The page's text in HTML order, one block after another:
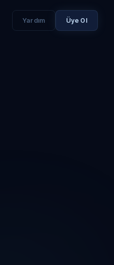
Yardım Üye Ol